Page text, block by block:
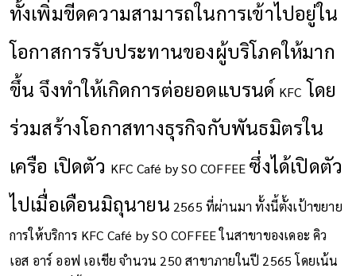
ทั้งเพิ่มขีดความสามารถในการเข้าไปอยู่ใน
โอกาสการรับประทานของผู้บริโภคให้มาก
ขึ้น จึงทำให้เกิดการต่อยอดแบรนด์ KFC โดย
ร่วมสร้างโอกาสทางธุรกิจกับพันธมิตรใน
เครือ เปิดตัว KFC Café by SO COFFEE ซึ่งได้เปิดตัว
ไปเมื่อเดือนมิถุนายน 2565 ที่ผ่านมา ทั้งนี้ตั้งเป้าขยาย
การให้บริการ KFC Café by SO COFFEEในสาขาของเดอะ คิว
เอส อาร์ ออฟ เอเชีย จำนวน250สาขาภายในปี2565โดยเน้น